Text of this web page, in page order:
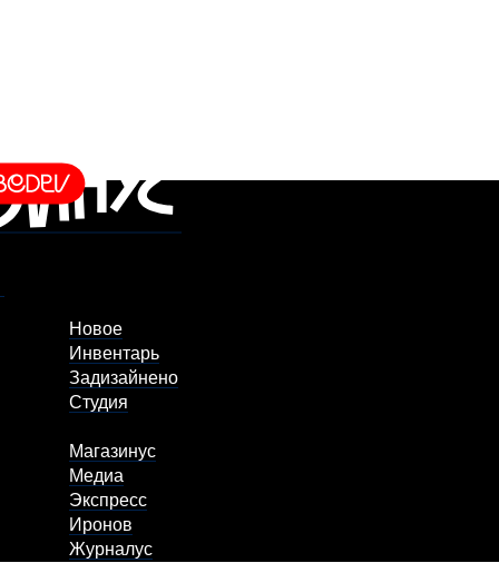
Новое
Инвентарь
Задизайнено
Студия
Магазинус
Медиа
Экспресс
Иронов
Журналус